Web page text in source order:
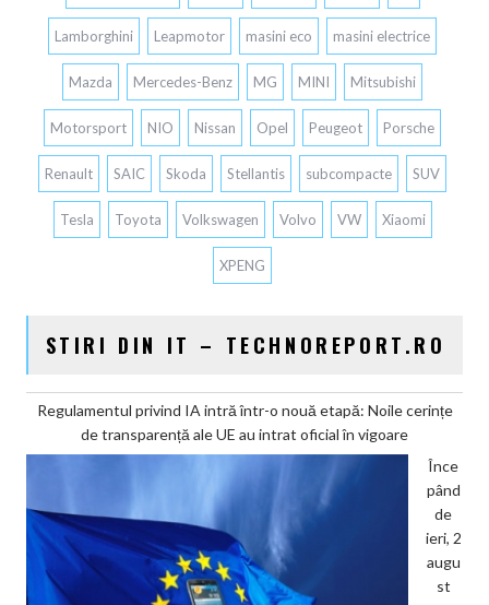
Lamborghini Leapmotor masini eco masini electrice
Mazda Mercedes-Benz MG MINI Mitsubishi
Motorsport NIO Nissan Opel Peugeot Porsche
Renault SAIC Skoda Stellantis subcompacte SUV
Tesla Toyota Volkswagen Volvo VW Xiaomi
XPENG
STIRI DIN IT – TECHNOREPORT.RO
Regulamentul privind IA intră într-o nouă etapă: Noile cerințe
de transparență ale UE au intrat oficial în vigoare
Înce
pând
de
ieri, 2
augu
st